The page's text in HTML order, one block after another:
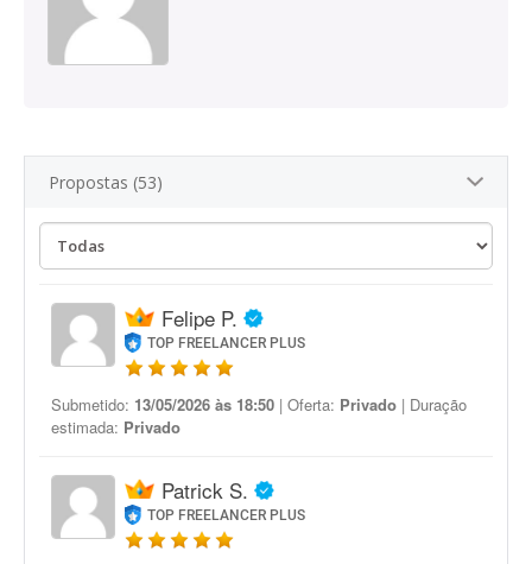
Propostas (53)
Felipe P.
TOP FREELANCER PLUS
Submetido: 13/05/2026 às 18:50 | Oferta: Privado | Duração
estimada: Privado
Patrick S.
TOP FREELANCER PLUS